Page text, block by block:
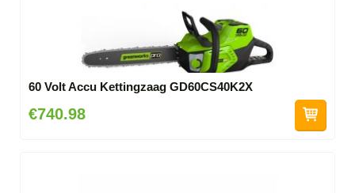
60 Volt Accu Kettingzaag GD60CS40K2X
€740.98